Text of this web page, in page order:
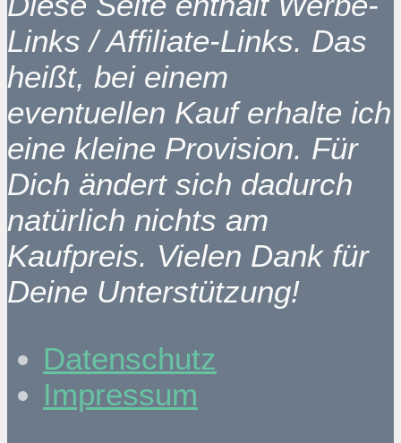
Links / Affiliate-Links. Das
heißt, bei einem
eventuellen Kauf erhalte ich
eine kleine Provision. Für
Dich ändert sich dadurch
natürlich nichts am
Kaufpreis. Vielen Dank für
Deine Unterstützung!
Datenschutz
Impressum